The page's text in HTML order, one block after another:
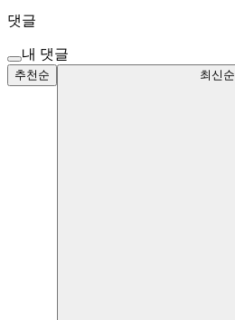
댓글
내 댓글
추천순 최신순